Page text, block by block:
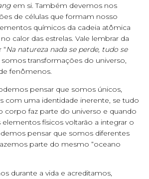
em si. Também devemos nos
de células que formam nosso
químicos da cadeia atômica
calor das estrelas. Vale lembrar da
Na natureza nada se perde, tudo se
somos transformações do universo,
fenômenos.
pensar que somos únicos,
com uma identidade inerente, se tudo
corpo faz parte do universo e quando
físicos voltarão a integrar o
pensar que somos diferentes
parte do mesmo “oceano
durante a vida e acreditamos,